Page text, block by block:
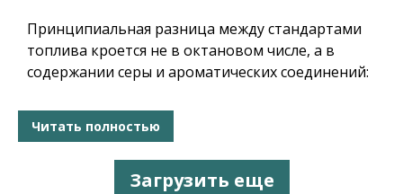
Принципиальная разница между стандартами
топлива кроется не в октановом числе, а в
содержании серы и ароматических соединений:
Читать полностью
Загрузить еще